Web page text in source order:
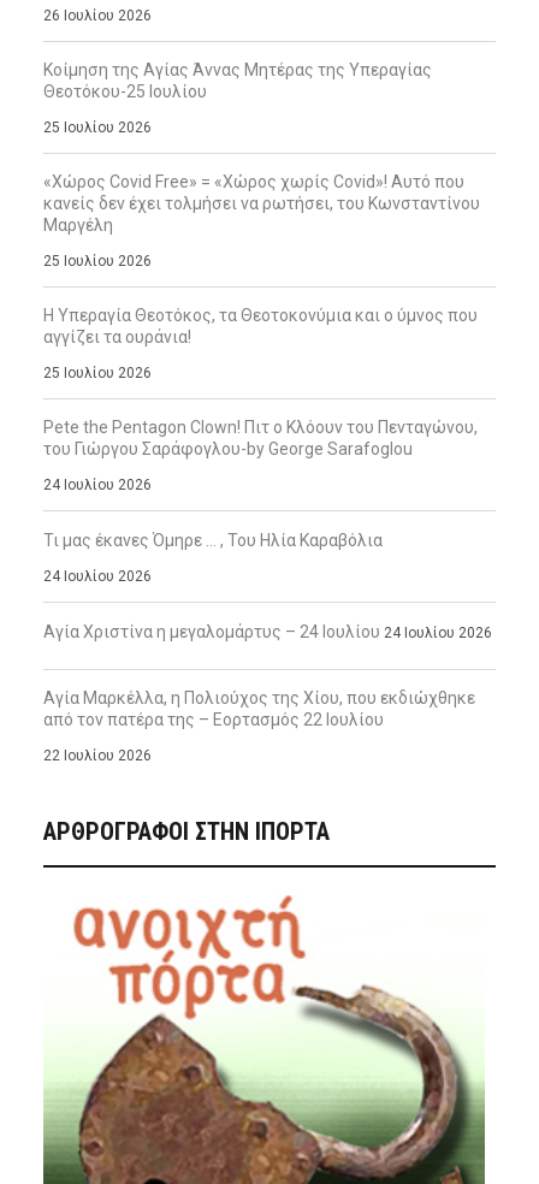
26 Ιουλίου 2026
Κοίμηση της Αγίας Άννας Μητέρας της Υπεραγίας
Θεοτόκου-25 Ιουλίου
25 Ιουλίου 2026
«Χώρος Covid Free» = «Χώρος χωρίς Covid»! Αυτό που
κανείς δεν έχει τολμήσει να ρωτήσει, του Κωνσταντίνου
Μαργέλη
25 Ιουλίου 2026
Η Υπεραγία Θεοτόκος, τα Θεοτοκονύμια και ο ύμνος που
αγγίζει τα ουράνια!
25 Ιουλίου 2026
Pete the Pentagon Clown! Πιτ ο Κλόουν του Πενταγώνου,
του Γιώργου Σαράφογλου-by George Sarafoglou
24 Ιουλίου 2026
Τι μας έκανες Όμηρε … , Του Ηλία Καραβόλια
24 Ιουλίου 2026
Αγία Χριστίνα η μεγαλομάρτυς – 24 Ιουλίου 24 Ιουλίου 2026
Αγία Μαρκέλλα, η Πολιούχος της Χίου, που εκδιώχθηκε
από τον πατέρα της – Εορτασμός 22 Ιουλίου
22 Ιουλίου 2026
ΑΡΘΡΟΓΡΑΦΟΙ ΣΤΗΝ IΠΟΡΤΑ